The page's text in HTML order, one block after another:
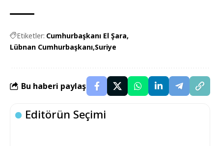
Etiketler: Cumhurbaşkanı El Şara
Lübnan Cumhurbaşkanı Suriye
Bu haberi paylaş
Editörün Seçimi